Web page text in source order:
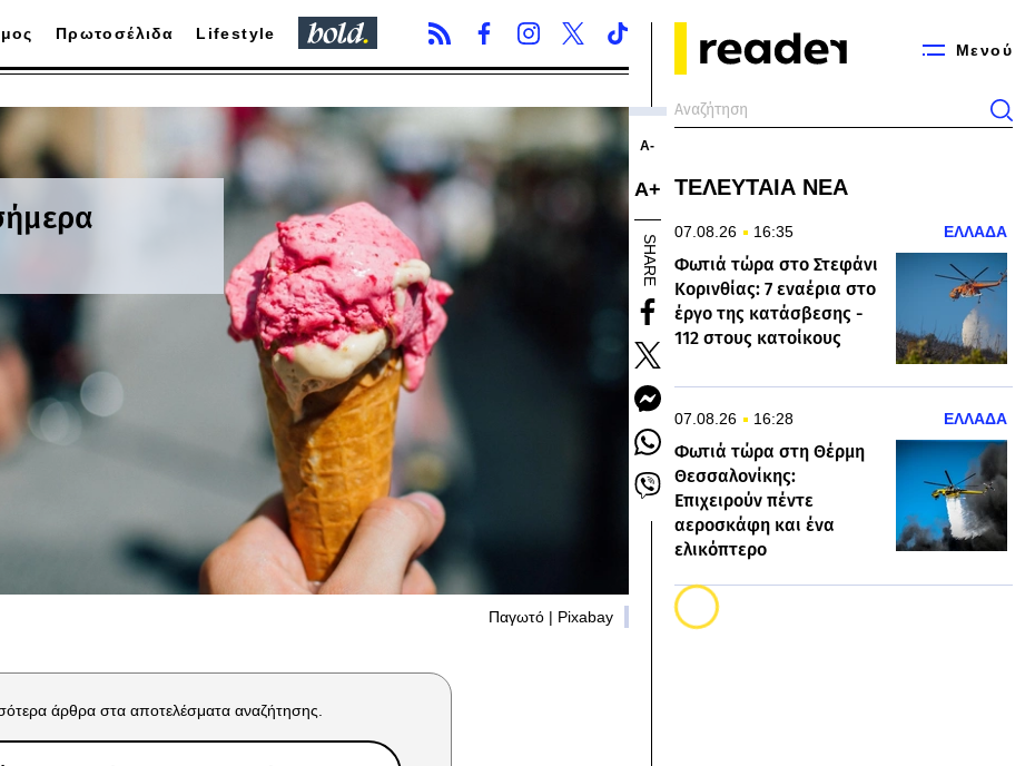
Μενού
Πρωτοσέλιδα Lifestyle
Παγωτό | Pixabay
Α-
Α+
SHARE
άρθρα στα αποτελέσματα αναζήτησης.
ΤΕΛΕΥΤΑΙΑ ΝΕΑ
07.08.26 16:35 ΕΛΛΑΔΑ
Φωτιά τώρα στο Στεφάνι
Κορινθίας: 7 εναέρια στο
έργο της κατάσβεσης -
112 στους κατοίκους
07.08.26 16:28 ΕΛΛΑΔΑ
Φωτιά τώρα στη Θέρμη
Θεσσαλονίκης:
Επιχειρούν πέντε
αεροσκάφη και ένα
ελικόπτερο